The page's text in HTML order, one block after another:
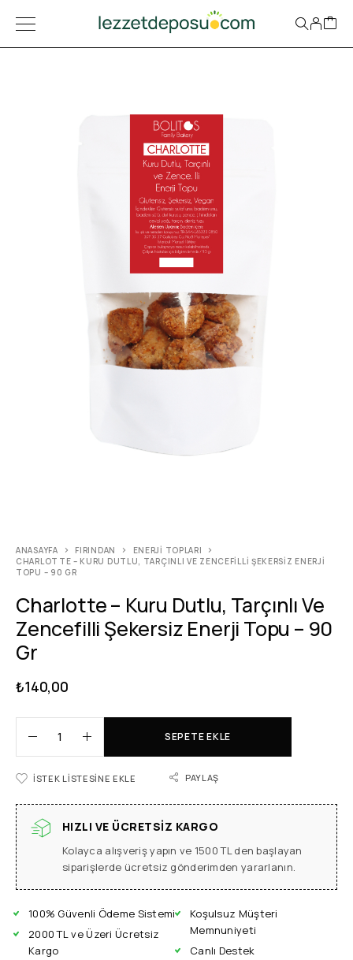
ANASAYFA FIRINDAN
ENERJI TOPLARI
CHARLOTTE – KURU DUTLU, TARÇINLI VE ZENCEFILLI ŞEKERSIZ ENERJI
TOPU – 90 GR
Charlotte – Kuru Dutlu, Tarçınlı Ve
Zencefilli Şekersiz Enerji Topu – 90
Gr
₺140,00
SEPETE EKLE
İSTEK LISTESINE EKLE PAYLAŞ
HIZLI VE ÜCRETSIZ KARGO
Kolayca alışveriş yapın ve 1500 TL den başlayan
siparişlerde ücretsiz gönderimden yararlanın.
100% Güvenli Ödeme Sistemi
2000 TL ve Üzeri Ücretsiz
Kargo
Koşulsuz Müşteri
Memnuniyeti
Canlı Destek